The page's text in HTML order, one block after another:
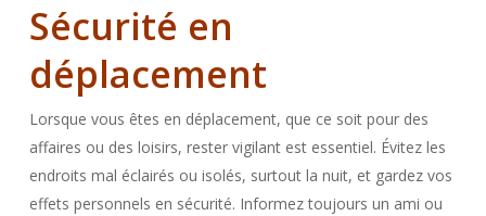
Sécurité en
déplacement
Lorsque vous êtes en déplacement, que ce soit pour des
affaires ou des loisirs, rester vigilant est essentiel. Évitez les
endroits mal éclairés ou isolés, surtout la nuit, et gardez vos
effets personnels en sécurité. Informez toujours un ami ou